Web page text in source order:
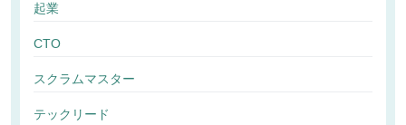
起業
CTO
スクラムマスター
テックリード